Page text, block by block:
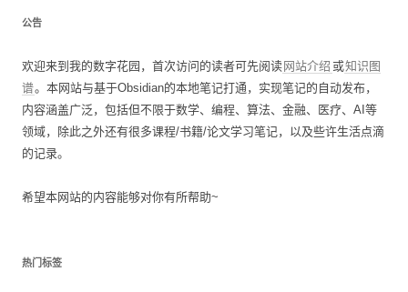
公告
欢迎来到我的数字花园，首次访问的读者可先阅读 网站介绍 或知识图
谱。本网站与基于Obsidian的本地笔记打通，实现笔记的自动发布，
内容涵盖广泛，包括但不限于数学、编程、算法、金融、医疗、AI等
领域，除此之外还有很多课程/书籍/论文学习笔记，以及些许生活点滴
的记录。
希望本网站的内容能够对你有所帮助~
热门标签